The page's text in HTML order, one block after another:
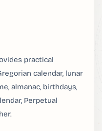
practical
calendar, lunar
almanac, birthdays,
Perpetual